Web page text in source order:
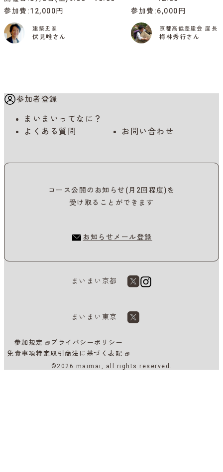
参加費 12,000円
建築史家
伏見唯さん
参加費 6,000円
京都高低差崖会 崖長
梅林秀行さん
参加者登録
まいまいってなに？
よくある質問
お問い合わせ
コース公開のお知らせ(月2回程度)を
受け取ることができます
お知らせメール登録
まいまい京都
まいまい東京
参加規定
プライバシーポリシー
免責事項特定取引商法に基づく表記
©2026 maimai, all rights reserved.